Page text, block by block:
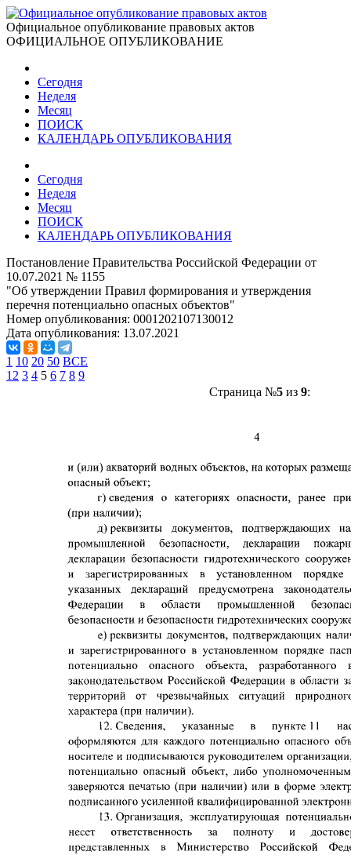
Официальное опубликование правовых актов
ОФИЦИАЛЬНОЕ ОПУБЛИКОВАНИЕ
Сегодня
Неделя
Месяц
ПОИСК
КАЛЕНДАРЬ ОПУБЛИКОВАНИЯ
Сегодня
Неделя
Месяц
ПОИСК
КАЛЕНДАРЬ ОПУБЛИКОВАНИЯ
Постановление Правительства Российской Федерации от
10.07.2021 № 1155
"Об утверждении Правил формирования и утверждения
перечня потенциально опасных объектов"
Номер опубликования: 0001202107130012
Дата опубликования: 13.07.2021
1 10 20 50 ВСЕ
1 2 3 4 5 6 7 8 9
Страница №5из 9: